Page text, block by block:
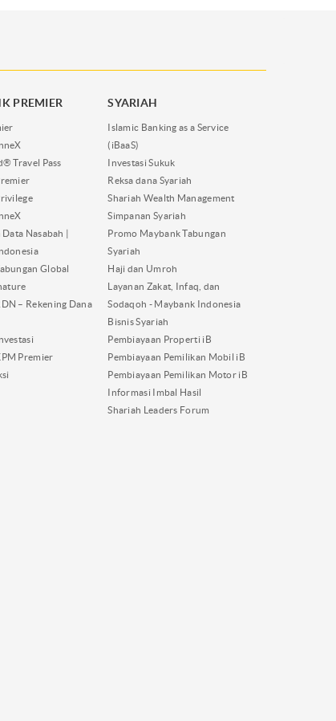
PREMIER
Travel Pass
Nasabah |
Global
– Rekening Dana
Premier
SYARIAH
Islamic Banking as a Service
(iBaaS)
Investasi Sukuk
Reksa dana Syariah
Shariah Wealth Management
Simpanan Syariah
Promo Maybank Tabungan
Syariah
Haji dan Umroh
Layanan Zakat, Infaq, dan
Sodaqoh - Maybank Indonesia
Bisnis Syariah
Pembiayaan Properti iB
Pembiayaan Pemilikan Mobil iB
Pembiayaan Pemilikan Motor iB
Informasi Imbal Hasil
Shariah Leaders Forum